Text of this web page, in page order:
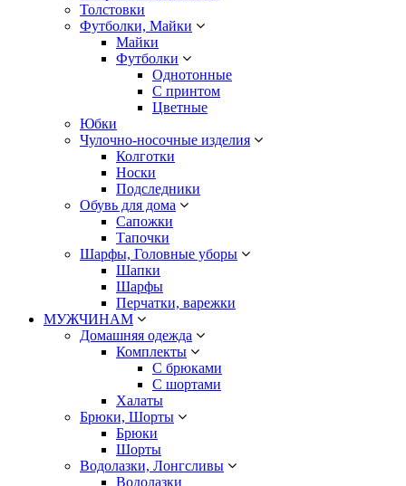
Толстовки
Футболки, Майки
Майки
Футболки
Однотонные
С принтом
Цветные
Юбки
Чулочно-носочные изделия
Колготки
Носки
Подследники
Обувь для дома
Сапожки
Тапочки
Шарфы, Головные уборы
Шапки
Шарфы
Перчатки, варежки
МУЖЧИНАМ
Домашняя одежда
Комплекты
С брюками
С шортами
Халаты
Брюки, Шорты
Брюки
Шорты
Водолазки, Лонгсливы
Водолазки